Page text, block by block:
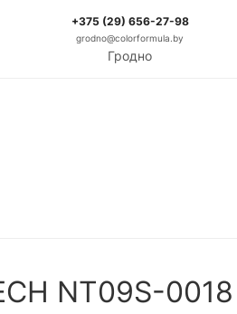
+375 (29) 656-27-98
grodno@colorformula.by
Гродно
NT09S-0018